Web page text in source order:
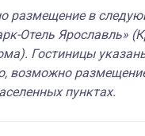
26 900
размещение в
Отель Ярославль»
Гостиницы
возможно
пунктах.